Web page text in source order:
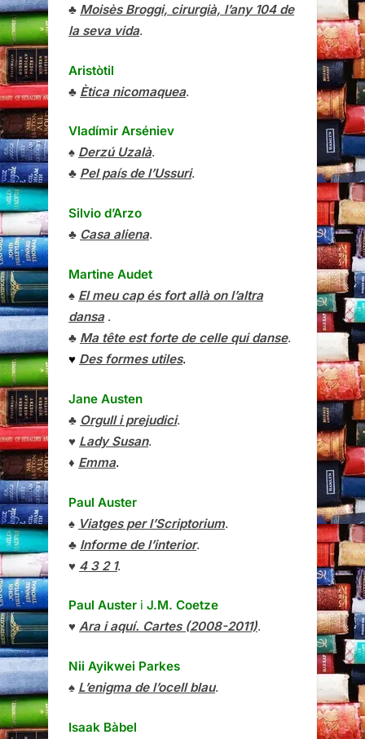
♣ Moisès Broggi, cirurgià, l’any 104 de
la seva vida.
Aristòtil
♣ Ètica nicomaquea.
Vladímir Arséniev
♠ Derzú Uzalà.
♣ Pel país de l’Ussuri.
Silvio d’Arzo
♣ Casa aliena.
Martine Audet
♠ El meu cap és fort allà on l’altra
dansa.
♣ Ma tête est forte de celle qui danse.
♥ Des formes utiles.
Jane Austen
♣ Orgull i prejudici.
♥ Lady Susan.
♦ Emma.
Paul Auster
♠ Viatges per l’Scriptorium.
♣ Informe de l’interior.
♥ 4 3 2 1.
Paul Auster i J.M. Coetze
♥ Ara i aquí. Cartes (2008-2011).
Nii Ayikwei Parkes
♠ L’enigma de l’ocell blau.
Isaak Bàbel